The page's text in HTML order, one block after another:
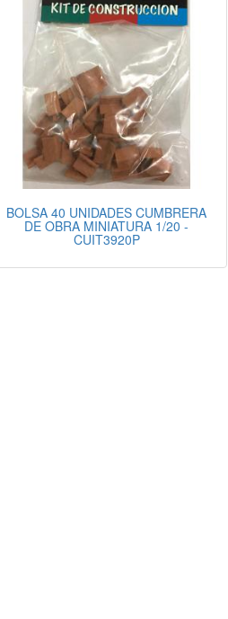
BOLSA 40 UNIDADES CUMBRERA
DE OBRA MINIATURA 1/20 -
CUIT3920P